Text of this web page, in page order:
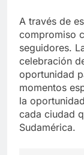
A través de
compromiso
seguidores.
celebración
oportunidad
momentos
la
cada ciudad
Sudamérica.